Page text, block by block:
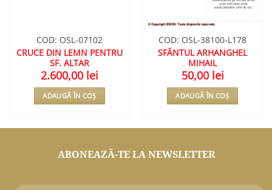
COD: OSL-07102
CRUCE DIN LEMN PENTRU
SF. ALTAR
2.600,00 lei
ADAUGĂ ÎN COȘ
COD: OSL-38100-L178
SFÂNTUL ARHANGHEL
MIHAIL
50,00 lei
ADAUGĂ ÎN COȘ
ABONEAZĂ-TE LA NEWSLETTER